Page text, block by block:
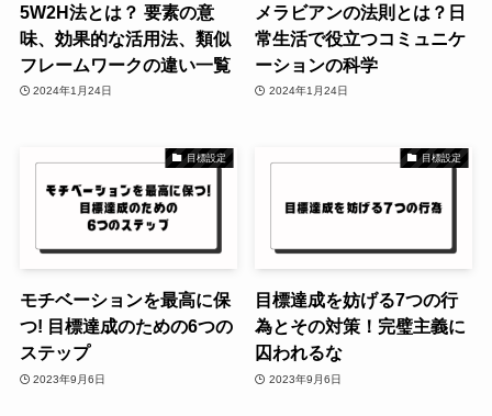
5W2H法とは？ 要素の意
味、効果的な活用法、類似
フレームワークの違い一覧
2024年1月24日
メラビアンの法則とは？日
常生活で役立つコミュニケ
ーションの科学
2024年1月24日
目標設定
モチベーションを最高に保
つ! 目標達成のための6つの
ステップ
2023年9月6日
目標設定
目標達成を妨げる7つの行
為とその対策！完璧主義に
囚われるな
2023年9月6日